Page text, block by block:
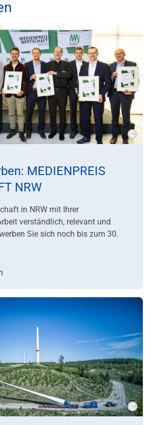
MEDIENPREIS
NRW
in NRW mit Ihrer
verständlich, relevant und
Sie sich noch bis zum 30.